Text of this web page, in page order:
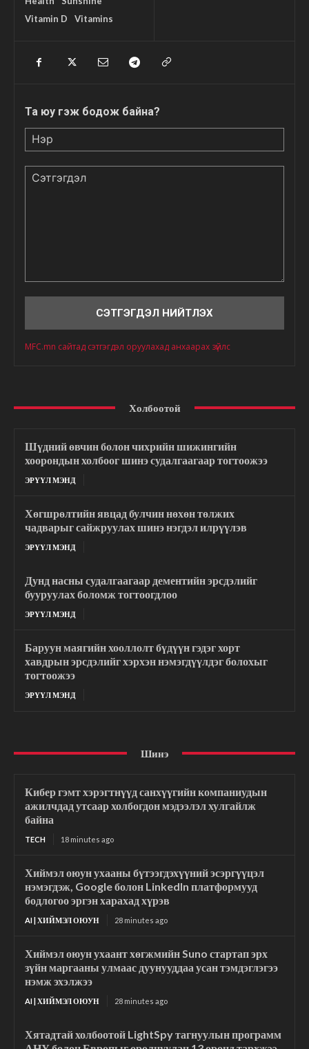
Vitamin D
Vitamins
Та юу гэж бодож байна?
MFC.mn сайтад сэтгэгдэл оруулахад анхаарах зүйлс
Холбоотой
Шүдний өвчин болон чихрийн шижингийн
хоорондын холбоог шинэ судалгаагаар тогтоожээ
ЭРҮҮЛ МЭНД
Хөгшрөлтийн явцад булчин нөхөн төлжих
чадварыг сайжруулах шинэ нэгдэл илрүүлэв
ЭРҮҮЛ МЭНД
Дунд насны судалгаагаар дементийн эрсдэлийг
бууруулах боломж тогтоогдлоо
ЭРҮҮЛ МЭНД
Баруун маягийн хооллолт бүдүүн гэдэг хорт
хавдрын эрсдэлийг хэрхэн нэмэгдүүлдэг болохыг
тогтоожээ
ЭРҮҮЛ МЭНД
Шинэ
Кибер гэмт хэрэгтнүүд санхүүгийн компаниудын
ажилчдад утсаар холбогдон мэдээлэл хулгайлж
байна
TECH 18 minutes ago
Хиймэл оюун ухааны бүтээгдэхүүний эсэргүүцэл
нэмэгдэж, Google болон LinkedIn платформууд
бодлогоо эргэн харахад хүрэв
AI | ХИЙМЭЛ ОЮУН 28 minutes ago
Хиймэл оюун ухаант хөгжмийн Suno стартап эрх
зүйн маргааны улмаас дуунууддаа усан тэмдэглэгээ
нэмж эхэлжээ
AI | ХИЙМЭЛ ОЮУН 28 minutes ago
Хятадтай холбоотой LightSpy тагнуулын программ